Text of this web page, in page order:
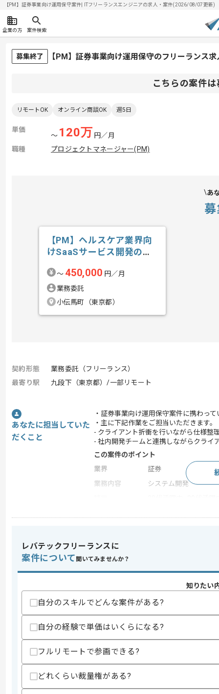
【PM】証券事業向け運用保守案件| ITフリーランスエンジニアの求人・案件(2026/08/07更新)
企業の方 案件検索
募集終了 【PM】証券事業向け運用保守のフリーランス
こちらの案件
リモートOK オンライン商談OK 週5日
単価
〜 120万 円／月
職種
プロジェクトマネージャー(PM)
あ
【PM】ヘルスケア業界向
けSaaSサービス開発の求
〜 450,000 円／月
業務委託
小伝馬町（東京都）
契約形態
業務委託（フリーランス）
最寄り駅
九段下（東京都）/一部リモート
あなたに担当していた
だくこと
・証券事業向け運用保守案件に携わっ
・主に下記作業をご担当いただきます。
- クライアント折衝を行いながら仕様整
- 社内開発チームと連携しながらクライ
この案件のポイント
業界
証券
業務内容
システム開発
スキル
・ドキュメント作成経験
・ファシリテーション経験
歓迎スキル
・証券業務PJの経験
・運用保守フェーズでのPMやPL経験
上記に似た経験やスキルをお持ちであれば申
レバテックフリーランスに
案件について 聞いてみませんか？
知りたい
自分のスキルでどんな案件がある?
自分の経験で単価はいくらになる?
フルリモートで参画できる?
どれくらい裁量権がある?